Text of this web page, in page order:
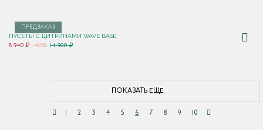
ПРЕДЗАКАЗ
ПУСЕТЫ С ЦИТРИНАМИ WAVE BASE
8 940 ₽ -40% 14 900 ₽
ПОКАЗАТЬ ЕЩЕ
2 3 4 5 6 7 8 9 10